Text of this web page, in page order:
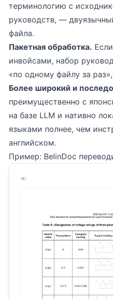
терминологию с
руководств, —
файла.
Пакетная обработка.
инвойсами, набор
«по одному файлу за
Более широкий и
преимущественно с
на базе LLM и нативно
языками полнее, чем
английском.
Пример: BelinDoc